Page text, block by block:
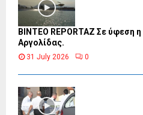
BINTEO REPORTAZ Σε ύφεση
Αργολίδας.
31 July 2026 0